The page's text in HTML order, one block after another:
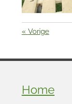
« Vorige
Home